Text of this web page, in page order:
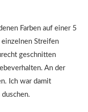
Farben auf einer 5
Streifen
geschnitten
An der
Ich war damit